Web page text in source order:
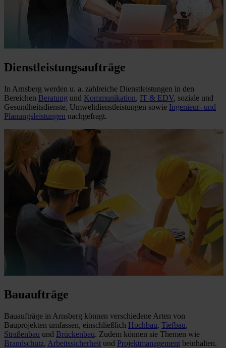
Dienstleistungsaufträge
In Arnsberg werden u. a. zahlreiche Dienstleistungen in den
Bereichen Beratung und Kommunikation, IT & EDV, soziale und
Gesundheitsdienste, Umweltdienstleistungen sowie Ingenieur- und
Planungsleistungen nachgefragt.
Bauaufträge
Bauaufträge in Arnsberg können verschiedene Arten von
Bauprojekten umfassen, einschließlich Hochbau, Tiefbau,
Straßenbau und Brückenbau. Zudem können sie Themen wie
Brandschutz, Arbeitssicherheit und Projektmanagement beinhalten.